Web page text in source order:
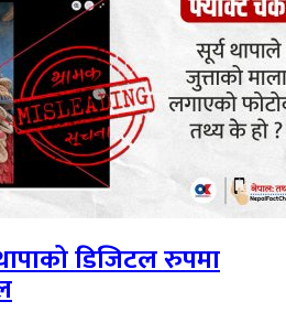
डिजिटल रुपमा